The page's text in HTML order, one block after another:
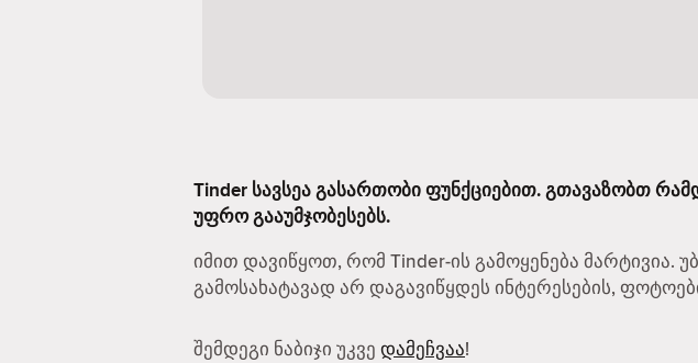
Tinder სავსეა გასართობი ფუნქციებით. გთავაზობთ
უფრო გააუმჯობესებს.
იმით დავიწყოთ, რომ Tinder-ის გამოყენება მარტივია.
გამოსახატავად არ დაგავიწყდეს ინტერესების,
შემდეგი ნაბიჯი უკვე დამეჩვაა!